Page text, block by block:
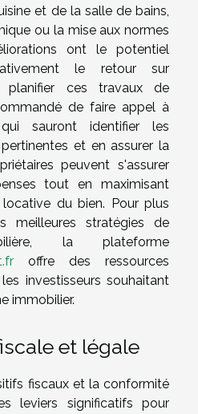
et de la salle de bains,
ou la mise aux normes
ont le potentiel
le retour sur
planifier ces travaux de
de faire appel à
sauront identifier les
et en assurer la
peuvent s'assurer
tout en maximisant
du bien. Pour plus
meilleures stratégies de
la plateforme
offre des ressources
investisseurs souhaitant
immobilier.
et légale
fiscaux et la conformité
leviers significatifs pour